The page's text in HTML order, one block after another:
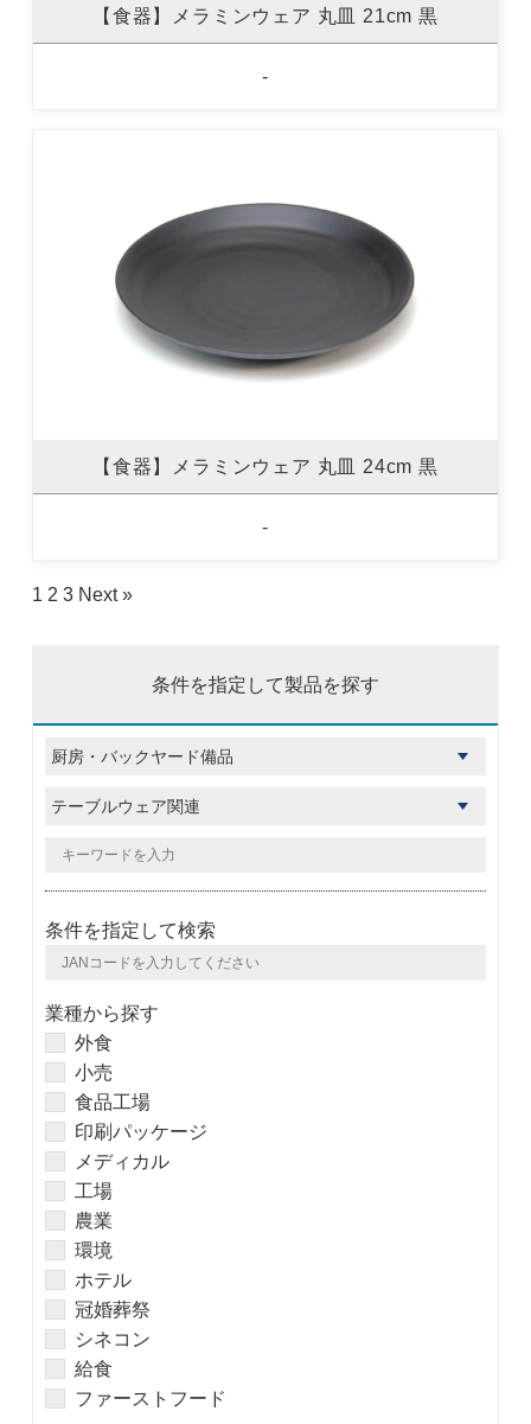
【食器】メラミンウェア 丸皿 21cm 黒
-
【食器】メラミンウェア 丸皿 24cm 黒
-
1 2 3 Next »
条件を指定して製品を探す
条件を指定して検索
業種から探す
外食
小売
食品工場
印刷パッケージ
メディカル
工場
農業
環境
ホテル
冠婚葬祭
シネコン
給食
ファーストフード